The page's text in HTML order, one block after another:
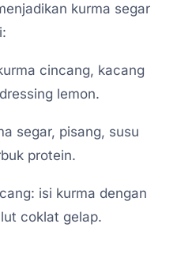
kurma segar
cincang, kacang
lemon.
segar, pisang, susu
protein.
isi kurma dengan
coklat gelap.